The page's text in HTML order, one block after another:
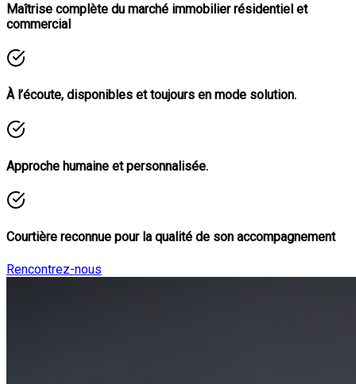
Maîtrise complète du marché immobilier résidentiel et
commercial
À l’écoute, disponibles et toujours en mode solution.
Approche humaine et personnalisée.
Courtière reconnue pour la qualité de son accompagnement
Rencontrez-nous